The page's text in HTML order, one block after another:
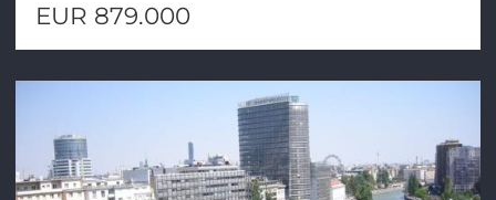
EUR 879.000